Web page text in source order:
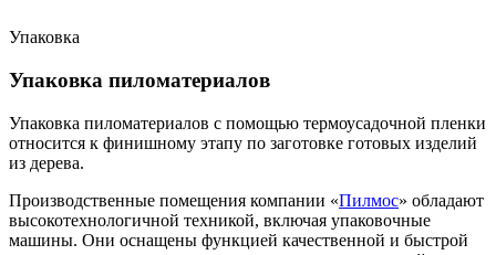
Упаковка
Упаковка пиломатериалов
Упаковка пиломатериалов с помощью термоусадочной пленки
относится к финишному этапу по заготовке готовых изделий
из дерева.
Производственные помещения компании «Пилмос» обладают
высокотехнологичной техникой, включая упаковочные
машины. Они оснащены функцией качественной и быстрой